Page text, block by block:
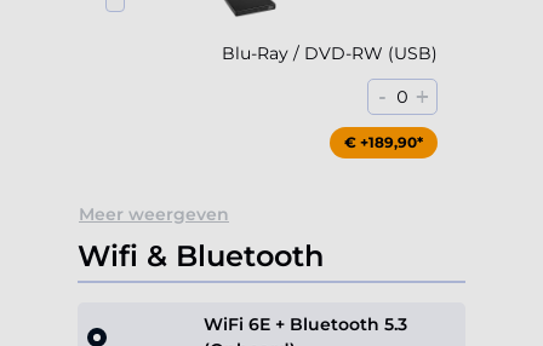
Blu-Ray / DVD-RW (USB)
- 0 +
€ +189,90*
Meer weergeven
Wifi & Bluetooth
WiFi 6E + Bluetooth 5.3